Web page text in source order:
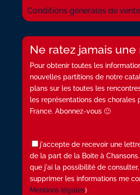
Conditions générales de
Ne ratez jamais
Pour obtenir toutes les
nouvelles partitions de notre
plans sur les toutes les
les représentations des chorales
France. Abonnez-vous 🙂
j'accepte de recevoir une
de la part de la Boite à
que j'ai la possibilité de consulter,
supprimer les informations me
Mentions légales)